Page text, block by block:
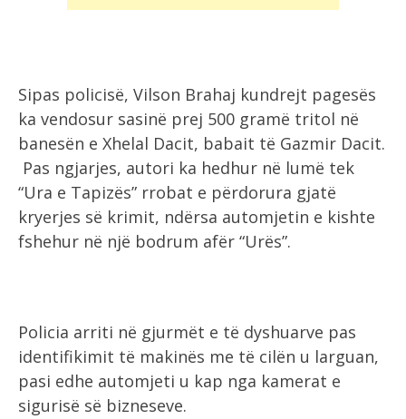
Sipas policisë, Vilson Brahaj kundrejt pagesës
ka vendosur sasinë prej 500 gramë tritol në
banesën e Xhelal Dacit, babait të Gazmir Dacit.
Pas ngjarjes, autori ka hedhur në lumë tek
“Ura e Tapizës” rrobat e përdorura gjatë
kryerjes së krimit, ndërsa automjetin e kishte
fshehur në një bodrum afër “Urës”.
Policia arriti në gjurmët e të dyshuarve pas
identifikimit të makinës me të cilën u larguan,
pasi edhe automjeti u kap nga kamerat e
sigurisë së bizneseve.